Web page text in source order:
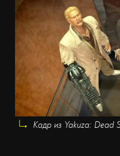
Кадр из Yakuza: Dead